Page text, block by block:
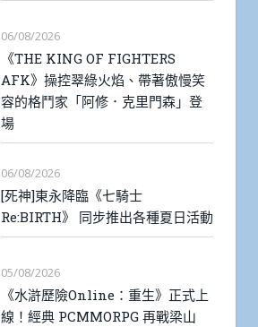
06/08/2026
《THE KING OF FIGHTERS
AFK》操控翠綠火焰、帶著傲慢笑
容的格鬥家「阿修．克里門森」登
場
06/08/2026
[死神]東永降臨《七騎士
Re:BIRTH》 同步推出各種夏日活動
05/08/2026
《水滸歷險Online：重生》正式上
線！經典 PCMMORPG 再戰梁山